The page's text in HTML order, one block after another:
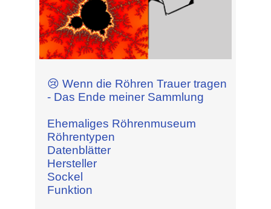
😢 Wenn die Röhren Trauer tragen
- Das Ende meiner Sammlung
Ehemaliges Röhrenmuseum
Röhrentypen
Datenblätter
Hersteller
Sockel
Funktion